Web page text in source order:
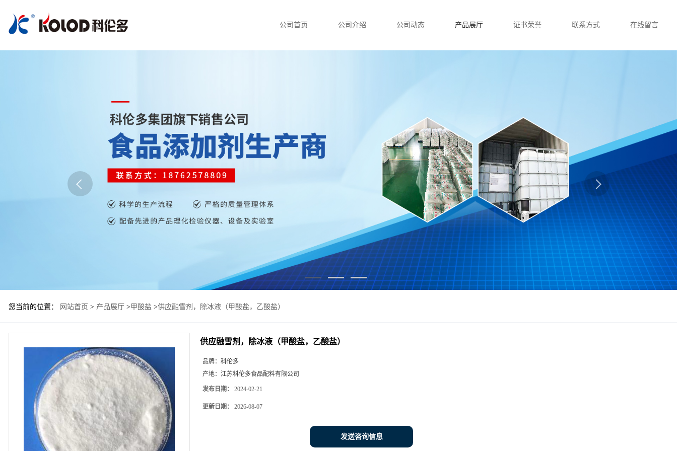
公司首页 公司介绍 公司动态 产品展厅 证书荣誉 联系方式 在线留言
您当前的位置： 网站首页 > 产品展厅 >甲酸盐 >供应融雪剂，除冰液（甲酸盐，乙酸盐）
供应融雪剂，除冰液（甲酸盐，乙酸盐）
品牌： 科伦多
产地： 江苏科伦多食品配料有限公司
发布日期： 2024-02-21
更新日期： 2026-08-07
发送咨询信息